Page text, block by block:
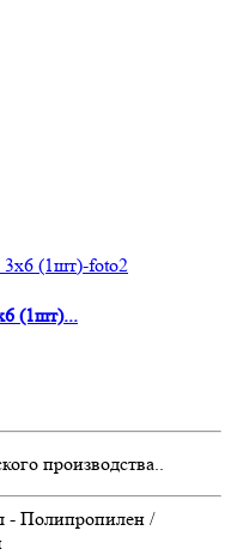
(1шт)...
производства..
- Полипропилен /